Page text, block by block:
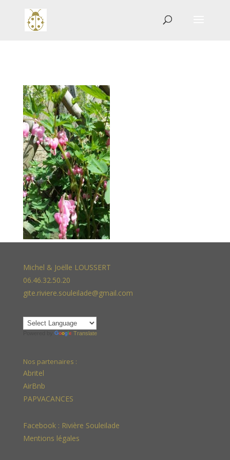
Michel & Joëlle LOUSSERT
06.46.32.50.20
gite.riviere.souleilade@gmail.com
Translate
Nos partenaires :
Abritel
AirBnb
PAPVACANCES
Facebook : Rivière Souleilade
Mentions légales